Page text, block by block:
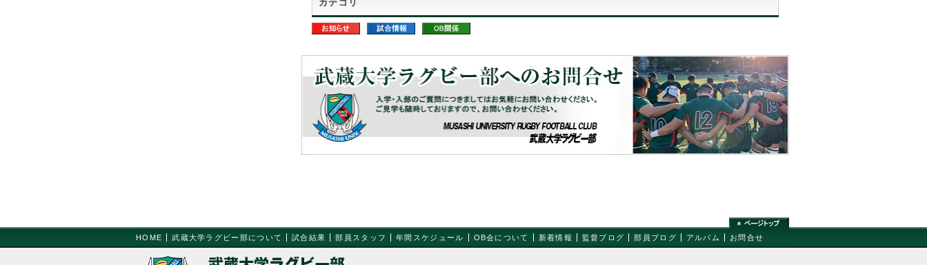
カテゴリ
HOME 武蔵大学ラグビー部について 試合結果 部員スタッフ 年間スケジュール OB会について 新着情報 監督ブログ 部員ブログ アルバム お問合せ